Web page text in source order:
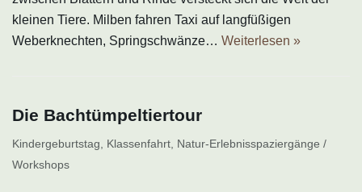
kleinen Tiere. Milben fahren Taxi auf langfüßigen
Weberknechten, Springschwänze… Weiterlesen »
Die Bachtümpeltiertour
Kindergeburtstag, Klassenfahrt, Natur-Erlebnisspaziergänge /
Workshops